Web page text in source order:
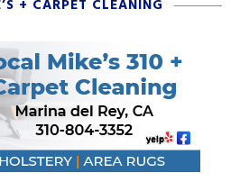
+ CARPET CLEANING